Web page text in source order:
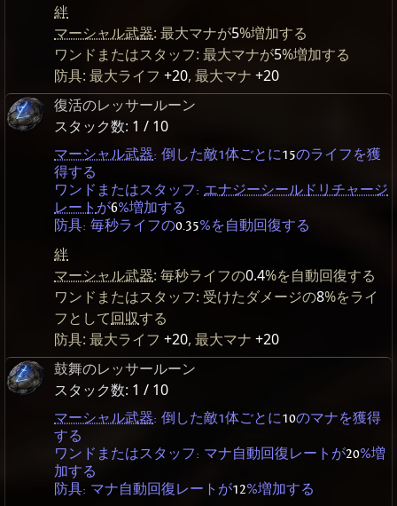
絆
マーシャル武器: 最大マナが5%増加する
ワンドまたはスタッフ: 最大マナが5%増加する
防具: 最大ライフ +20, 最大マナ +20
復活のレッサールーン
スタック数: 1 / 10
マーシャル武器: 倒した敵1体ごとに15のライフを獲
得する
ワンドまたはスタッフ: エナジーシールドリチャージ
レート が6%増加する
防具: 毎秒ライフの0.35%を自動回復する
絆
マーシャル武器: 毎秒ライフの0.4%を自動回復する
ワンドまたはスタッフ: 受けたダメージの8%をライ
フとして回収する
防具: 最大ライフ +20, 最大マナ +20
鼓舞のレッサールーン
スタック数: 1 / 10
マーシャル武器: 倒した敵1体ごとに10のマナを獲得
する
ワンドまたはスタッフ: マナ自動回復レートが20%増
加する
防具: マナ自動回復レートが12%増加する